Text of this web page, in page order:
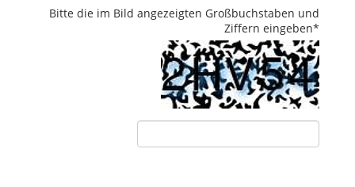
Bitte die im Bild angezeigten Großbuchstaben und
Ziffern eingeben*